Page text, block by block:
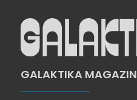
GALAKTIKA MAGAZIN